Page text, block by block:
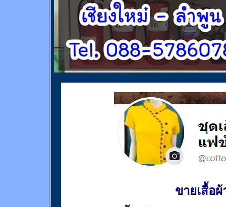
ขายเสื้อผ้